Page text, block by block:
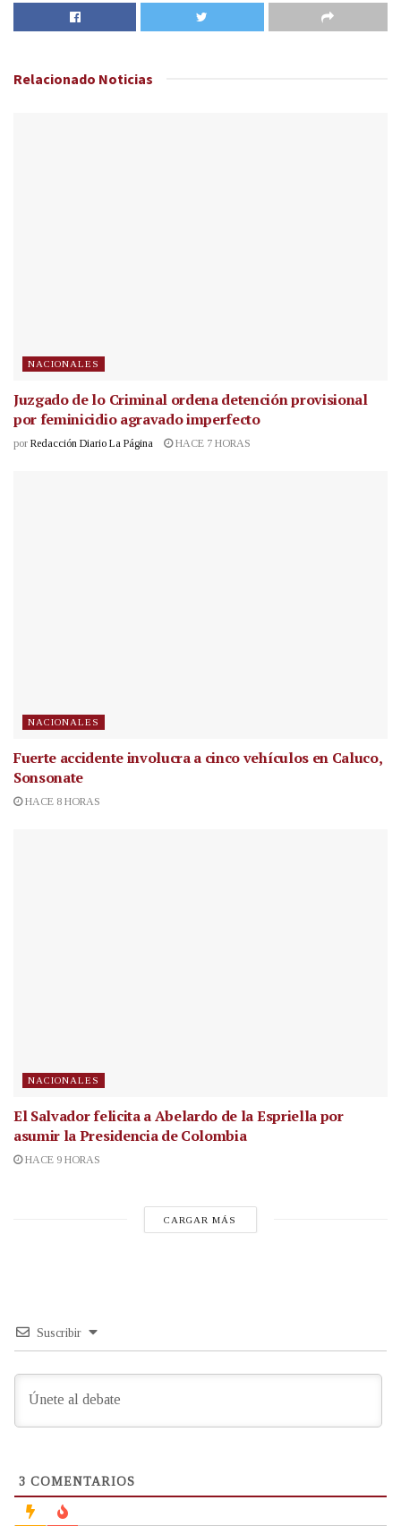
Relacionado Noticias
NACIONALES
Juzgado de lo Criminal ordena detención provisional
por feminicidio agravado imperfecto
por Redacción Diario La Página HACE 7 HORAS
NACIONALES
Fuerte accidente involucra a cinco vehículos en Caluco,
Sonsonate
HACE 8 HORAS
NACIONALES
El Salvador felicita a Abelardo de la Espriella por
asumir la Presidencia de Colombia
HACE 9 HORAS
CARGAR MÁS
Suscribir
3 COMENTARIOS